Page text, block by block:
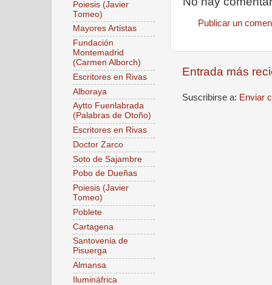
Publicar un
Entrada más
Suscribirse a: Enviar
Poiesis (Javier
Tomeo)
Mayores Artistas
Fundación
Montemadrid
(Carmen Alborch)
Escritores en Rivas
Alboraya
Aytto Fuenlabrada
(Palabras de Otoño)
Escritores en Rivas
Doctor Zarco
Soto de Sajambre
Pobo de Dueñas
Poiesis (Javier
Tomeo)
Poblete
Cartagena
Santovenia de
Pisuerga
Almansa
Ilumináfrica